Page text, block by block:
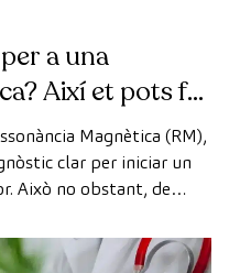
a una
Així et pots fer
com a
Magnètica (RM),
clar per iniciar un
Això no obstant, de